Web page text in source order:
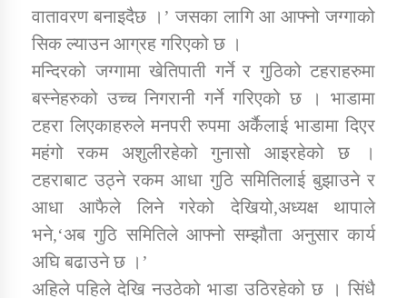
तातोपानी गाउँपालिकाको न्यायिक समिति सम्बन्धी सन्देश
तातोपानी गाउँपालिका जुम्लाको महिला तथा लैङ्गिक हिंसा
सम्बन्धी सूचना सन्देश
तातोपानी गाउँपालिका जुम्लाको महिनावारी सम्बन्धिकाे
सन्देश
वातावरण बनाइदैछ ।’ जसका लागि आ आफ्नो जग्गाको
सिक ल्याउन आग्रह गरिएको छ ।
मन्दिरको जग्गामा खेतिपाती गर्ने र गुठिको टहराहरुमा
बस्नेहरुको उच्च निगरानी गर्ने गरिएको छ । भाडामा
टहरा लिएकाहरुले मनपरी रुपमा अर्कैलाई भाडामा दिएर
महंगो रकम अशुलीरहेको गुनासो आइरहेको छ ।
टहराबाट उठ्ने रकम आधा गुठि समितिलाई बुझाउने र
आधा आफैले लिने गरेको देखियो,अध्यक्ष थापाले
भने,‘अब गुठि समितिले आफ्नो सम्झौता अनुसार कार्य
अघि बढाउने छ ।’
अहिले पहिले देखि नउठेको भाडा उठिरहेको छ । सिंधै